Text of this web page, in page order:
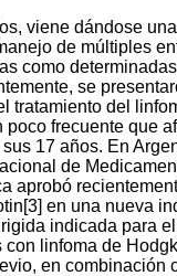
viene dándose
de múltiples
como
se
tratamiento del
frecuente que
17 años. En
de
aprobó
en una nueva
indicada para
con linfoma de
en combinación